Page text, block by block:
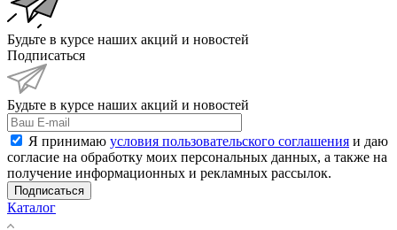
Будьте в курсе наших акций и новостей
Подписаться
Будьте в курсе наших акций и новостей
Я принимаю условия пользовательского соглашения и даю
согласие на обработку моих персональных данных, а также на
получение информационных и рекламных рассылок.
Подписаться
Каталог